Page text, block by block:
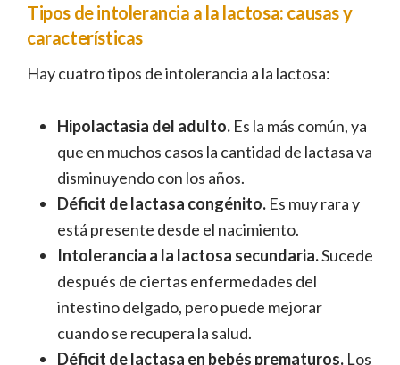
Tipos de intolerancia a la lactosa: causas y
características
Hay cuatro tipos de intolerancia a la lactosa:
Hipolactasia del adulto. Es la más común, ya
que en muchos casos la cantidad de lactasa va
disminuyendo con los años.
Déficit de lactasa congénito. Es muy rara y
está presente desde el nacimiento.
Intolerancia a la lactosa secundaria.Sucede
después de ciertas enfermedades del
intestino delgado, pero puede mejorar
cuando se recupera la salud.
Déficit de lactasa en bebés prematuros. Los